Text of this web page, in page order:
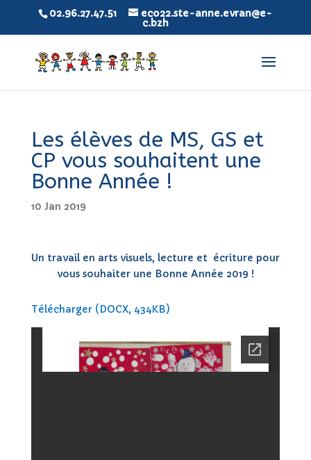
02.96.27.47.51 eco22.ste-anne.evran@e-
c.bzh
Les élèves de MS, GS et
CP vous souhaitent une
Bonne Année !
10 Jan 2019
Un travail en arts visuels, lecture et écriture pour
vous souhaiter une Bonne Année 2019 !
Télécharger (DOCX, 434KB)